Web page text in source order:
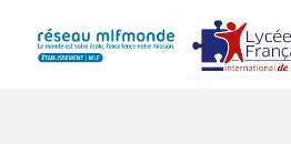
content